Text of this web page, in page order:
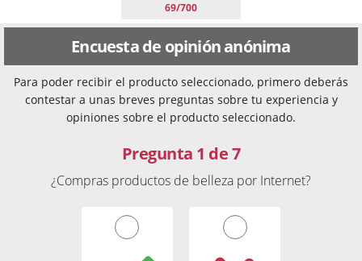
69/700
Encuesta de opinión anónima
Para poder recibir el producto seleccionado, primero deberás
contestar a unas breves preguntas sobre tu experiencia y
opiniones sobre el producto seleccionado.
Pregunta 1 de 7
¿Compras productos de belleza por Internet?